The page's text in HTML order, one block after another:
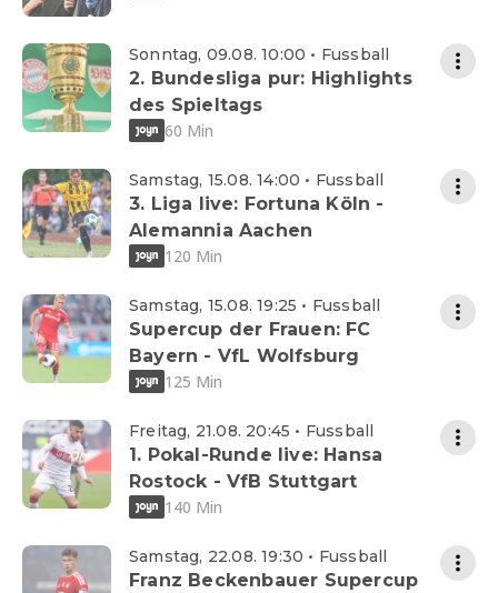
Sonntag, 09.08. 10:00 • Fussball
2. Bundesliga pur: Highlights
des Spieltags
60 Min
Samstag, 15.08. 14:00 • Fussball
3. Liga live: Fortuna Köln -
Alemannia Aachen
120 Min
Samstag, 15.08. 19:25 • Fussball
Supercup der Frauen: FC
Bayern - VfL Wolfsburg
125 Min
Freitag, 21.08. 20:45 • Fussball
1. Pokal-Runde live: Hansa
Rostock - VfB Stuttgart
140 Min
Samstag, 22.08. 19:30 • Fussball
Franz Beckenbauer Supercup